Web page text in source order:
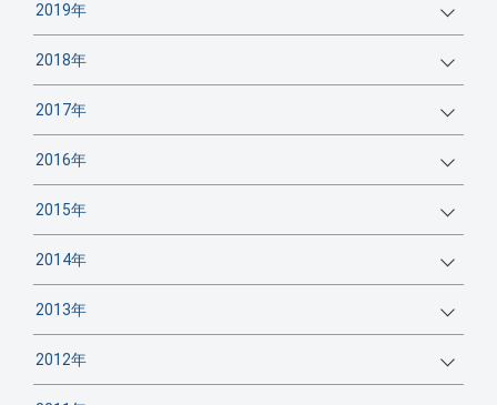
2019年
2018年
2017年
2016年
2015年
2014年
2013年
2012年